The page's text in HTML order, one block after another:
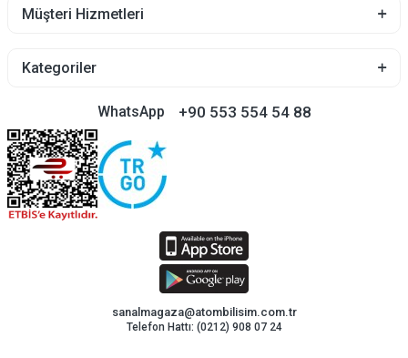
Müşteri Hizmetleri
Kategoriler
WhatsApp +90 553 554 54 88
sanalmagaza@atombilisim.com.tr
Telefon Hattı: (0212) 908 07 24